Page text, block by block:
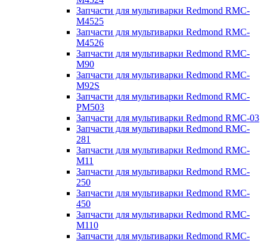
Запчасти для мультиварки Redmond RMC-
M4525
Запчасти для мультиварки Redmond RMC-
M4526
Запчасти для мультиварки Redmond RMC-
M90
Запчасти для мультиварки Redmond RMC-
M92S
Запчасти для мультиварки Redmond RMC-
PM503
Запчасти для мультиварки Redmond RMC-03
Запчасти для мультиварки Redmond RMC-
281
Запчасти для мультиварки Redmond RMC-
M11
Запчасти для мультиварки Redmond RMC-
250
Запчасти для мультиварки Redmond RMC-
450
Запчасти для мультиварки Redmond RMC-
M110
Запчасти для мультиварки Redmond RMC-